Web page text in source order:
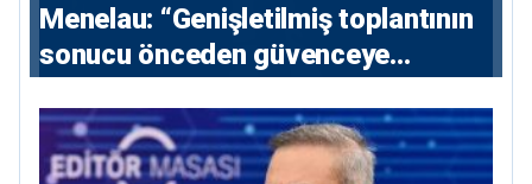
Menelau: “Genişletilmiş toplantının
sonucu önceden güvenceye